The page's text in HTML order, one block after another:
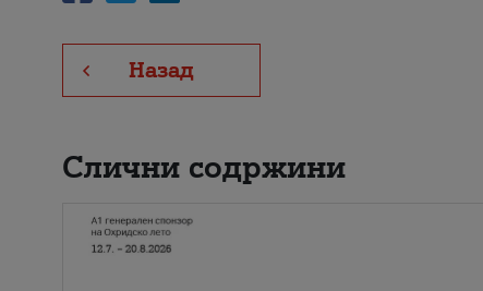
Назад
Слични содржини